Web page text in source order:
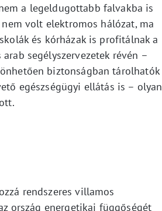
a legeldugottabb falvakba is
volt elektromos hálózat, ma
és kórházak is profitálnak a
segélyszervezetek révén –
biztonságban tárolhatók
egészségügyi ellátás is – olyan
rendszeres villamos
ország energetikai függőségét